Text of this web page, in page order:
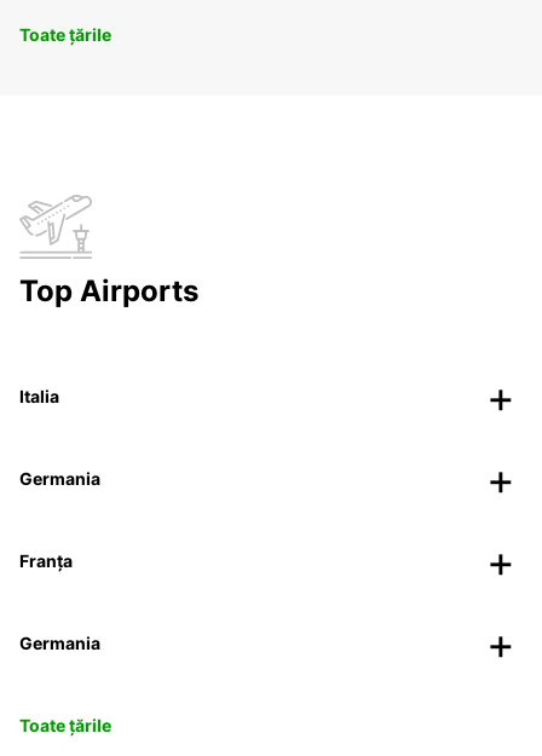
Toate țările
Top Airports
Italia
Germania
Franța
Germania
Toate țările